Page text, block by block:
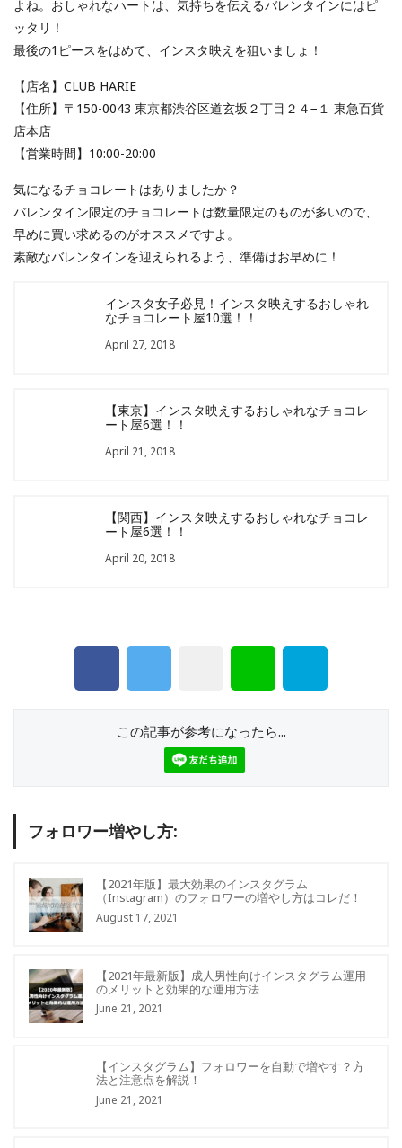
よね。おしゃれなハートは、気持ちを伝えるバレンタインにはピ
ッタリ！
最後の1ピースをはめて、インスタ映えを狙いましょ！
【店名】CLUB HARIE
【住所】〒150-0043 東京都渋谷区道玄坂２丁目２４−１ 東急百貨
店本店
【営業時間】10:00-20:00
気になるチョコレートはありましたか？
バレンタイン限定のチョコレートは数量限定のものが多いので、
早めに買い求めるのがオススメですよ。
素敵なバレンタインを迎えられるよう、準備はお早めに！
インスタ女子必見！インスタ映えするおしゃれ
なチョコレート屋10選！！
April 27, 2018
【東京】インスタ映えするおしゃれなチョコレ
ート屋6選！！
April 21, 2018
【関西】インスタ映えするおしゃれなチョコレ
ート屋6選！！
April 20, 2018
この記事が参考になったら...
フォロワー増やし方:
【2021年版】最大効果のインスタグラム
（Instagram）のフォロワーの増やし方はコレだ！
August 17, 2021
【2021年最新版】成人男性向けインスタグラム運用
のメリットと効果的な運用方法
June 21, 2021
【インスタグラム】フォロワーを自動で増やす？方
法と注意点を解説！
June 21, 2021